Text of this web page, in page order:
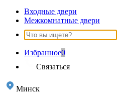
Входные двери
Межкомнатные двери
Избранное0
Связаться
Минск